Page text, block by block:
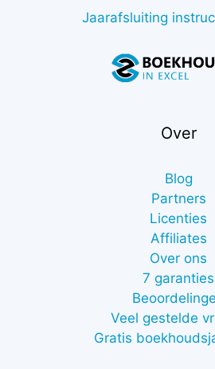
Jaarafsluiting
Over
Blog
Partners
Licenties
Affiliates
Over ons
7 garanties
Veel gestelde
Gratis